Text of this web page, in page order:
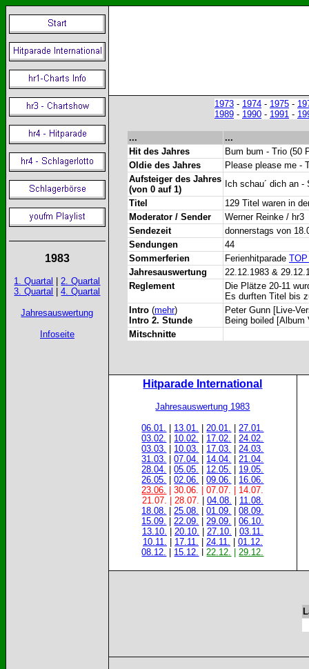
1983
1. Quartal |2. Quartal
3. Quartal
|4. Quartal
Jahresauswertung
Infoseite
1973 - 1974 - 1975 -
1989 - 1990 - 1991 -
...
...
Hit des Jahres
Bum bum - Trio (50
Oldie des Jahres
Please please me -
Aufsteiger des Jahres
(von 0 auf 1)
Ich schau´ dich an
Titel
129 Titel waren in
Moderator / Sender
Werner Reinke / hr3
Sendezeit
donnerstags von
Sendungen
44
Sommerferien
Ferienhitparade
Jahresauswertung
22.12.1983 &
Reglement
Die Plätze 20-11
Es durften Titel bis
Intro (mehr)
Intro 2. Stunde
Peter Gunn [Live-
Being boiled [Album
Mitschnitte
Hitparade International
Jahresauswertung 1983
06.01. 13.01. |20.01. |27.01.
03.02.
10.02. 17.02. |24.02.
03.03.
10.03. 17.03. |24.03.
31.03. |07.04. 14.04. |21.04.
28.04. |05.05. 12.05.
19.05.
26.05. |02.06. |09.06.
16.06.
23.06. | 30.06. | 07.07. | 14.07.
21.07. | 28.07.
04.08.
11.08.
18.08. |25.08. |01.09. |08.09.
15.09. |22.09. |29.09. |06.10.
13.10.
20.10. 27.10.
03.11.
10.11.
17.11. 24.11.
01.12.
08.12.
15.12. |22.12. |29.12.